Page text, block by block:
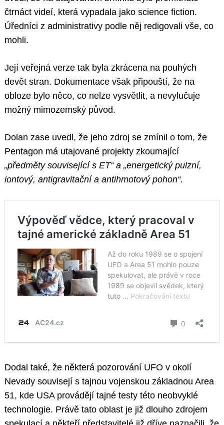
čtrnáct videí, která vypadala jako science fiction.
Úředníci z administrativy podle něj redigovali vše, co
mohli.
Její veřejná verze tak byla zkrácena na pouhých
devět stran. Dokumentace však připouští, že na
obloze bylo něco, co nelze vysvětlit, a nevylučuje
možný mimozemský původ.
Dolan zase uvedl, že jeho zdroj se zmínil o tom, že
Pentagon má utajované projekty zkoumající
„předměty související s ET“ a „energetický pulzní,
iontový, antigravitační a antihmotový pohon“.
Dodal také, že některá pozorování UFO v okolí
Nevady souvisejí s tajnou vojenskou základnou Area
51, kde USA provádějí tajné testy této neobvyklé
technologie. Právě tato oblast je již dlouho zdrojem